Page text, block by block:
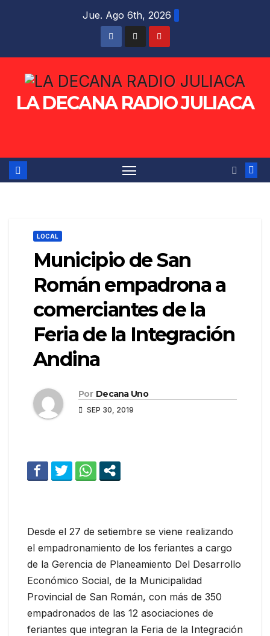
Jue. Ago 6th, 2026
LA DECANA RADIO JULIACA
LOCAL
Municipio de San
Román empadrona a
comerciantes de la
Feria de la Integración
Andina
Por Decana Uno
SEP 30, 2019
Desde el 27 de setiembre se viene realizando
el empadronamiento de los feriantes a cargo
de la Gerencia de Planeamiento Del Desarrollo
Económico Social, de la Municipalidad
Provincial de San Román, con más de 350
empadronados de las 12 asociaciones de
feriantes que integran la Feria de la Integración